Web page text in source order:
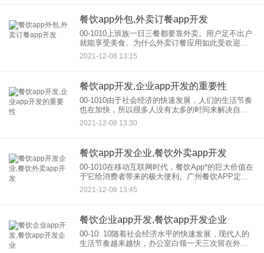
餐饮app外包,外卖订餐app开发
00-1010上班族一日三餐都要靠外卖。用户足不出户
就能享受美食。为什么外卖订餐应用如此受欢迎？
首先是节省时间，不用排队。通过LBS定位可以享受
到各种美食，提高了在外面点餐的自由度和灵活
2021-12-08 13:15
餐饮app开发,企业app开发的重要性
00-1010由于社会经济的快速发展，人们的生活节奏
也在加快，所以很多人没有太多的时间来解决自己
的饮食问题。就像外卖的配送APP开发可以为用户
提供便利一样，用户可以在平台上获取线下餐厅的
2021-12-08 13:30
餐饮app开发企业,餐饮外卖app开发
00-1010在移动互联网时代，餐饮App*的巨大价值在
于它给消费者带来的极大便利。广州餐饮APP定制
开发公司紫鲸互联网表示，现在：各种餐饮APP已
经出现在市场上，这象征着餐饮行业已经进入移动
2021-12-08 13:45
餐饮企业app开发,餐饮app开发企业
00-10: 10随着社会经济水平的快速发展，现代人的
生活节奏越来越快，办公室白领一天三次留在外卖